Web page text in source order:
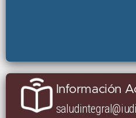
Información